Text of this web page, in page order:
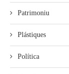
Patrimoniu
Plástiques
Política